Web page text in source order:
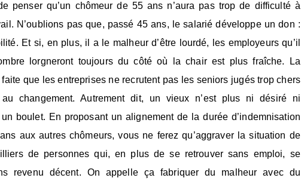
penser qu’un chômeur de 55 ans n’aura pas trop de difficulté à
N’oublions pas que, passé 45 ans, le salarié développe un don :
Et si, en plus, il a le malheur d’être lourdé, les employeurs qu’il
lorgneront toujours du côté où la chair est plus fraîche. La
que les entreprises ne recrutent pas les seniors jugés trop chers
changement. Autrement dit, un vieux n’est plus ni désiré ni
un boulet. En proposant un alignement de la durée d’indemnisation
aux autres chômeurs, vous ne ferez qu’aggraver la situation de
de personnes qui, en plus de se retrouver sans emploi, se
revenu décent. On appelle ça fabriquer du malheur avec du